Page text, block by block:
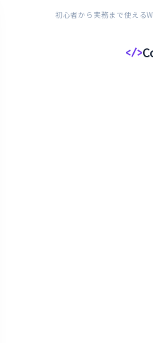
初心者から実務まで使える
</>
コ